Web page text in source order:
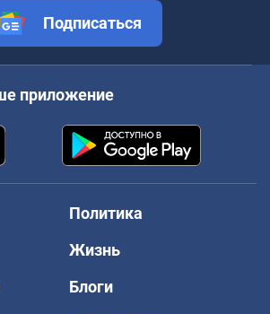
Подписаться
приложение
Политика
Жизнь
Блоги